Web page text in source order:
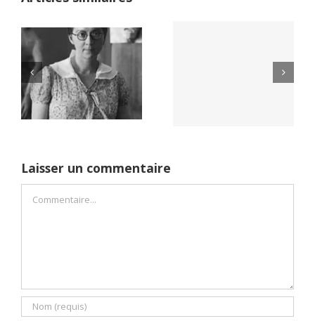
Netflix Field of
Dreams (1989)
Yaïr Golan : une
Laisser un commentaire